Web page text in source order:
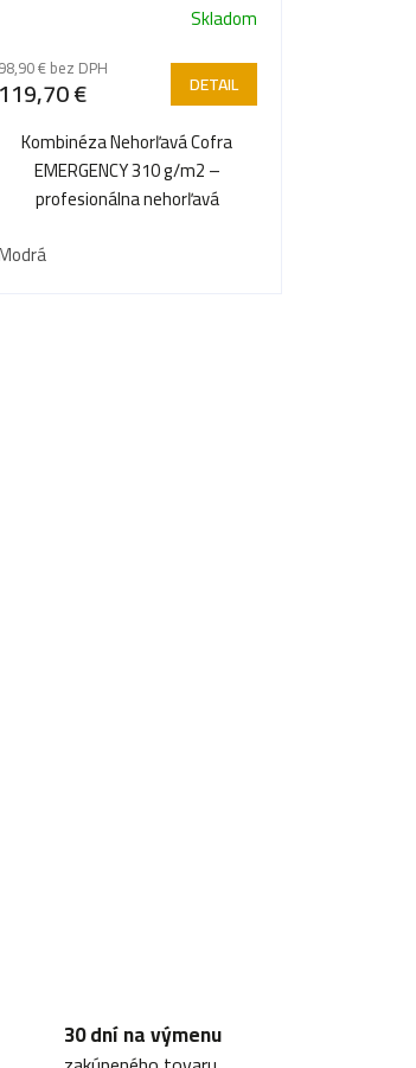
Skladom
98,90 € bez DPH
119,70 € DETAIL
Kombinéza Nehorľavá Cofra
EMERGENCY 310 g/m2 –
profesionálna nehorľavá
bezpečie v rizikových...
30 dní na výmenu